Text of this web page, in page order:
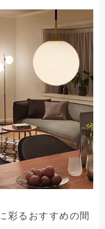
彩るおすすめの間